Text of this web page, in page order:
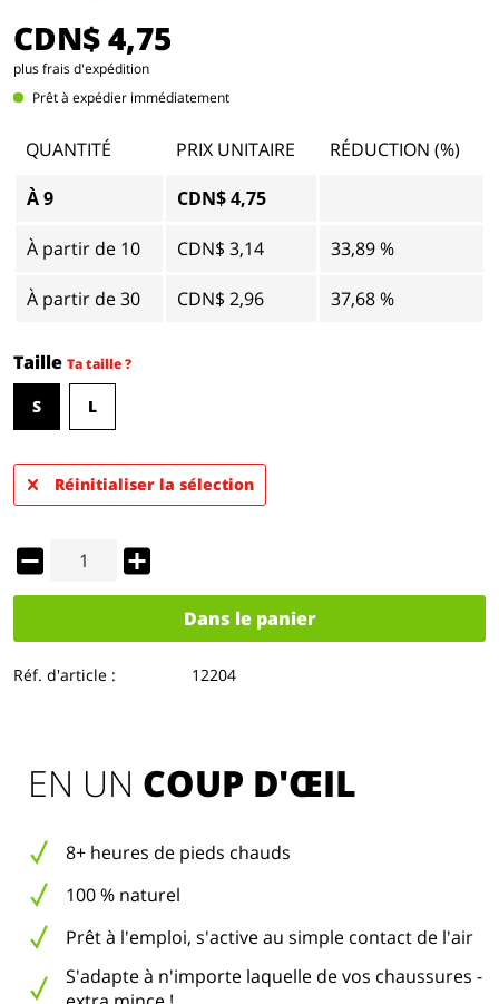
CDN$ 4,75
plus frais d'expédition
Prêt à expédier immédiatement
QUANTITÉ PRIX UNITAIRE
RÉDUCTION (%)
À9 CDN$ 4,75
À partir de 10 CDN$ 3,14 33,89 %
À partir de30 CDN$ 2,96 37,68 %
Taille Ta taille ?
S L
Réinitialiser la sélection
Dans le panier
Réf. d'article : 12204
EN UN COUP D'ŒIL
8+ heures de pieds chauds
100 % naturel
Prêt à l'emploi, s'active au simple contact de l'air
S'adapte à n'importe laquelle de vos chaussures -